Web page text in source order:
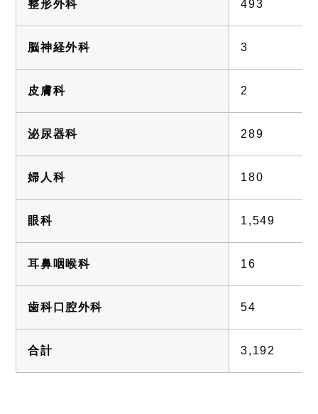
整形外科 493
脳神経外科 3
皮膚科 2
泌尿器科 289
婦人科 180
眼科 1,549
耳鼻咽喉科 16
歯科口腔外科 54
合計 3,192